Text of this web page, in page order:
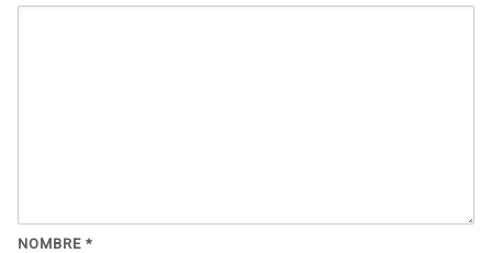
NOMBRE *